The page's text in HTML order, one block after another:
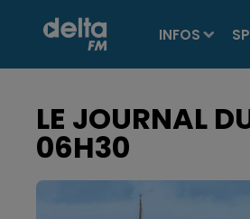
INFOS
LE JOURNAL
06H30